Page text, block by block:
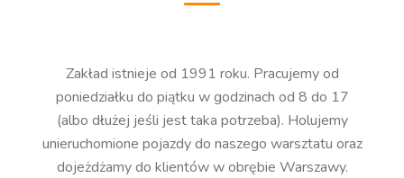
Zakład istnieje od 1991 roku. Pracujemy od
poniedziałku do piątku w godzinach od 8 do 17
(albo dłużej jeśli jest taka potrzeba). Holujemy
unieruchomione pojazdy do naszego warsztatu oraz
dojeżdżamy do klientów w obrębie Warszawy.